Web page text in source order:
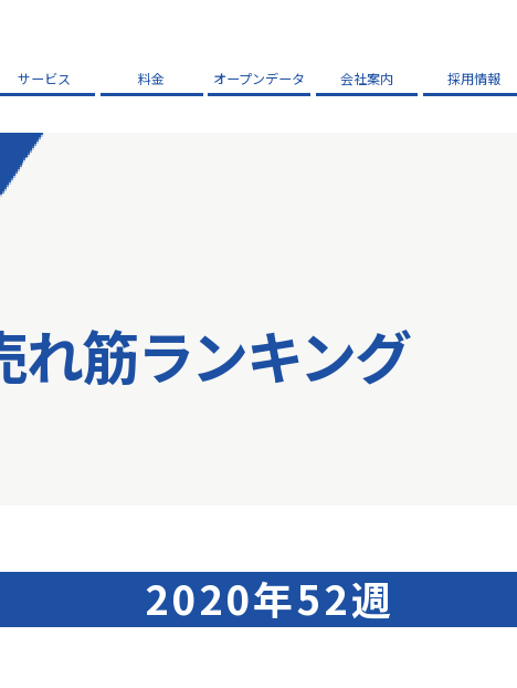
サービス 料金 オープンデータ 会社案内 採用情報
れ筋ランキング
2020年52週